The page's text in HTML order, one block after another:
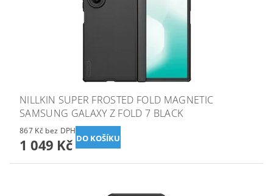
NILLKIN SUPER FROSTED FOLD MAGNETIC
SAMSUNG GALAXY Z FOLD 7 BLACK
867 Kč bez DPH
1 049 Kč